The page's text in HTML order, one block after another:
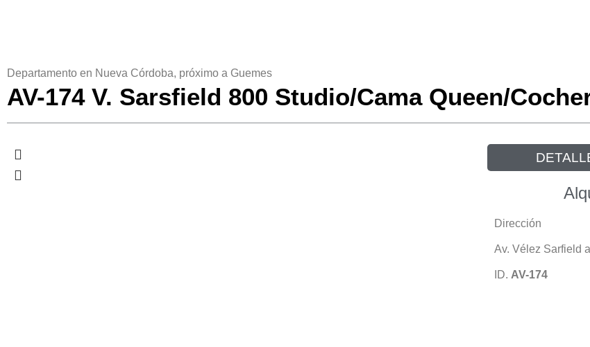
Departamento en Nueva Córdoba, próximo a Guemes
AV-174 V. Sarsfield 800 Studio/Cama Queen/
Dirección
Av. Vélez Sarfield
ID. AV-174